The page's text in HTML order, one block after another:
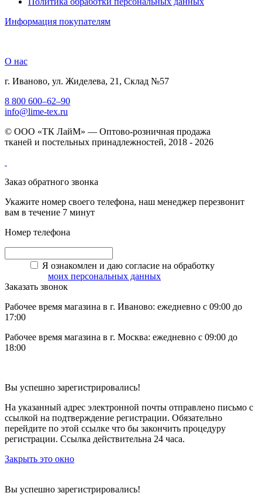
Информация покупателям
О нас
г. Иваново, ул. Жиделева, 21, Склад №57
8 800 600–62–90
info@lime-tex.ru
© ООО «ТК ЛайМ» — Оптово-розничная продажа
тканей и постельных принадлежностей, 2018 - 2026
Заказ обратного звонка
Укажите номер своего телефона, наш менеджер перезвонит
вам в течение 7 минут
Номер телефона
Я ознакомлен и даю согласие на обработку
моих персональных данных
Заказать звонок
Рабочее время магазина в г. Иваново: ежедневно с 09:00 до
17:00
Рабочее время магазина в г. Москва: ежедневно с 09:00 до
18:00
Вы успешно зарегистрировались!
На указанный адрес электронной почты отправлено письмо с
ссылкой на подтверждение регистрации. Обязательно
перейдите по этой ссылке что бы закончить процедуру
регистрации. Ссылка действительна 24 часа.
Закрыть это окно
Вы успешно зарегистрировались!